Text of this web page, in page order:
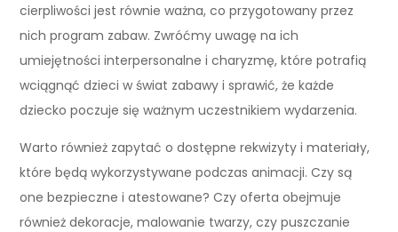
cierpliwości jest równie ważna, co przygotowany przez
nich program zabaw. Zwróćmy uwagę na ich
umiejętności interpersonalne i charyzmę, które potrafią
wciągnąć dzieci w świat zabawy i sprawić, że każde
dziecko poczuje się ważnym uczestnikiem wydarzenia.
Warto również zapytać o dostępne rekwizyty i materiały,
które będą wykorzystywane podczas animacji. Czy są
one bezpieczne i atestowane? Czy oferta obejmuje
również dekoracje, malowanie twarzy, czy puszczanie